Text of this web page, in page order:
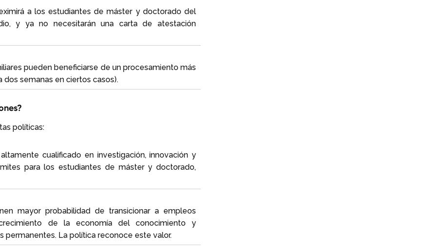
a los estudiantes de máster y doctorado del
y ya no necesitarán una carta de atestación
pueden beneficiarse de un procesamiento más
semanas en ciertos casos).
políticas:
cualificado en investigación, innovación y
para los estudiantes de máster y doctorado,
mayor probabilidad de transicionar a empleos
de la economía del conocimiento y
La política reconoce este valor.